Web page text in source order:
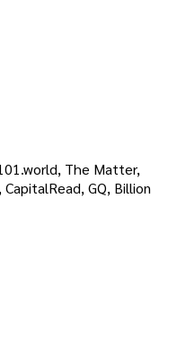
The Matter,
GQ, Billion